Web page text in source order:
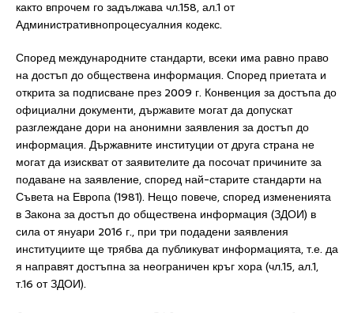
както впрочем го задължава чл.158, ал.1 от
Административнопроцесуалния кодекс.
Според международните стандарти, всеки има равно право
на достъп до обществена информация. Според приетата и
открита за подписване през 2009 г. Конвенция за достъпа до
официални документи, държавите могат да допускат
разглеждане дори на анонимни заявления за достъп до
информация. Държавните институции от друга страна не
могат да изискват от заявителите да посочат причините за
подаване на заявление, според най-старите стандарти на
Съвета на Европа (1981). Нещо повече, според измененията
в Закона за достъп до обществена информация (ЗДОИ) в
сила от януари 2016 г., при три подадени заявления
институциите ще трябва да публикуват информацията, т.е. да
я направят достъпна за неограничен кръг хора (чл.15, ал.1,
т.16 от ЗДОИ).